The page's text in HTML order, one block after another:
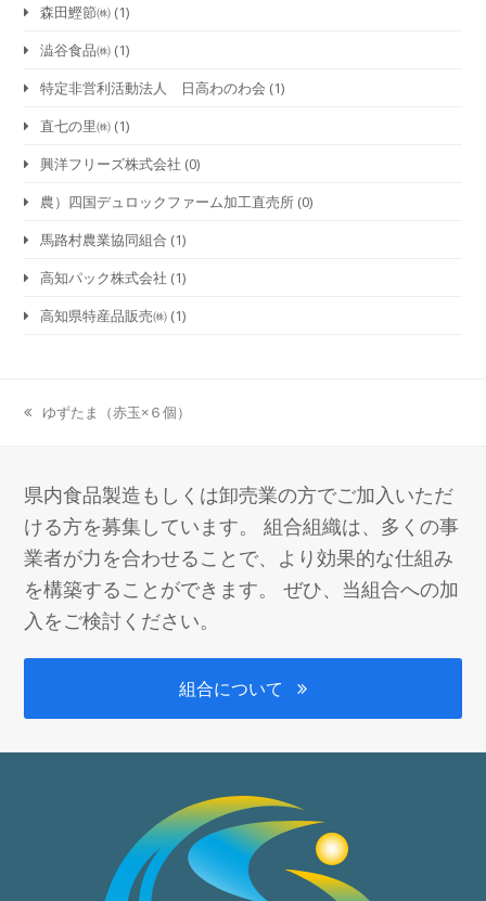
森田鰹節㈱ (1)
澁谷食品㈱ (1)
特定非営利活動法人 日高わのわ会 (1)
直七の里㈱ (1)
興洋フリーズ株式会社 (0)
農）四国デュロックファーム加工直売所 (0)
馬路村農業協同組合 (1)
高知パック株式会社 (1)
高知県特産品販売㈱ (1)
previous
ゆずたま（赤玉×６個）
県内食品製造もしくは卸売業の方でご加入いただ
ける方を募集しています。 組合組織は、多くの事
業者が力を合わせることで、より効果的な仕組み
を構築することができます。 ぜひ、当組合への加
入をご検討ください。
組合について